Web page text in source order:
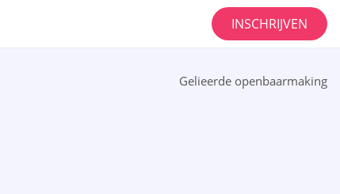
INSCHRIJVEN
Gelieerde openbaarmaking